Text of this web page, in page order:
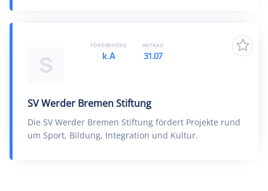
S
SV Werder Bremen Stiftung
Die SV Werder Bremen Stiftung fördert Projekte rund
um Sport, Bildung, Integration und Kultur.
FÖRDERHÖHE
k.A
ANTRAG
31.07